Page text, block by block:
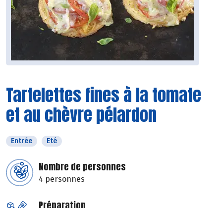
Tartelettes fines à la tomate
et au chèvre pélardon
Entrée Eté
Nombre de personnes
4 personnes
Préparation